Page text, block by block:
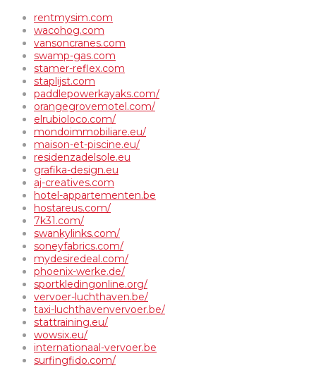
rentmysim.com
wacohog.com
vansoncranes.com
swamp-gas.com
stamer-reflex.com
staplijst.com
paddlepowerkayaks.com/
orangegrovemotel.com/
elrubioloco.com/
mondoimmobiliare.eu/
maison-et-piscine.eu/
residenzadelsole.eu
grafika-design.eu
aj-creatives.com
hotel-appartementen.be
hostareus.com/
7k31.com/
swankylinks.com/
soneyfabrics.com/
mydesiredeal.com/
phoenix-werke.de/
sportkledingonline.org/
vervoer-luchthaven.be/
taxi-luchthavenvervoer.be/
stattraining.eu/
wowsix.eu/
internationaal-vervoer.be
surfingfido.com/